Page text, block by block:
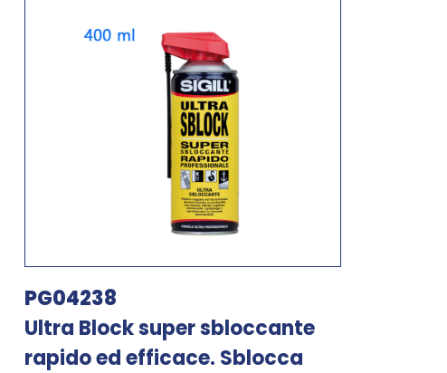
PG04238
Ultra Block super sbloccante
rapido ed efficace. Sblocca